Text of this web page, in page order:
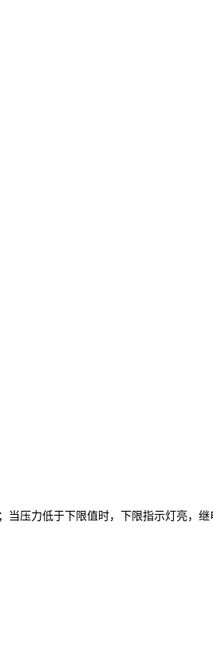
压力低于下限值时，下限指示灯亮，继